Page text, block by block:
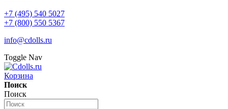
+7 (495) 540 5027
+7 (800) 550 5367
info@cdolls.ru
Toggle Nav
Корзина
Поиск
Поиск